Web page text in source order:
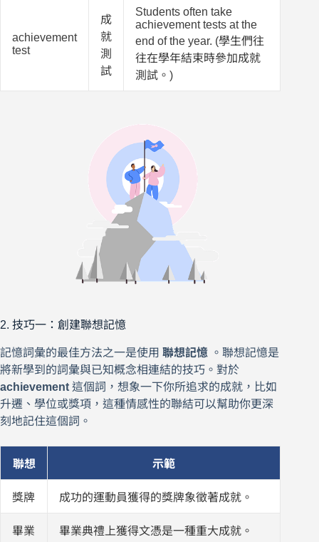
achievement
test
成
就
測
試
Students often take
achievement tests at the
end of the year. (學生們往
往在學年結束時參加成就
測試。)
2. 技巧一：創建聯想記憶
記憶詞彙的最佳方法之一是使用 聯想記憶 。聯想記憶是
將新學到的詞彙與已知概念相連結的技巧。對於
achievement 這個詞，想象一下你所追求的成就，比如
升遷、學位或獎項，這種情感性的聯結可以幫助你更深
刻地記住這個詞。
聯想 示範
獎牌 成功的運動員獲得的獎牌象徵著成就。
畢業 畢業典禮上獲得文憑是一種重大成就。